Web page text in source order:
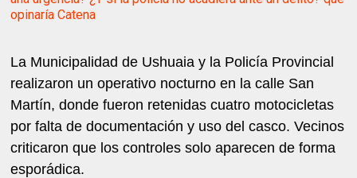
opinaría Catena
La Municipalidad de Ushuaia y la Policía Provincial
realizaron un operativo nocturno en la calle San
Martín, donde fueron retenidas cuatro motocicletas
por falta de documentación y uso del casco. Vecinos
criticaron que los controles solo aparecen de forma
esporádica.